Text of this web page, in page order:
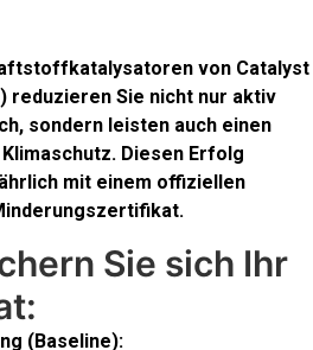
von Catalyst
reduzieren Sie nicht nur aktiv
sondern leisten auch einen
Diesen Erfolg
mit einem offiziellen
Sie sich Ihr
(Baseline):